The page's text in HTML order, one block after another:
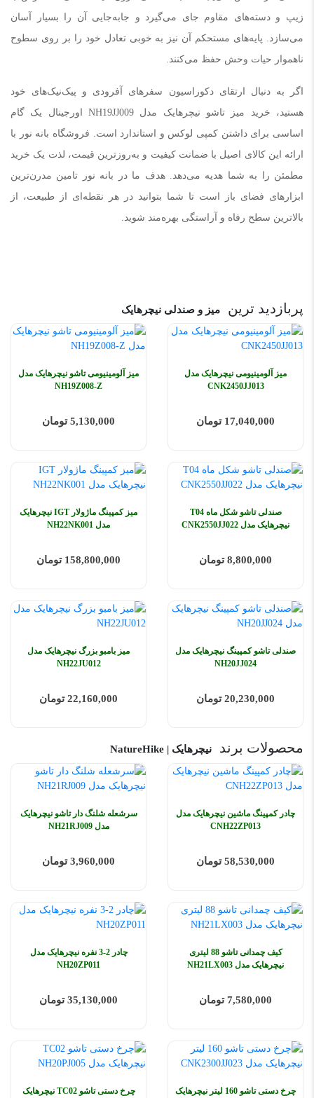
زیپ و دسته‌های مقاوم جای می‌گیرد و جابه‌جایی آن را بسیار آسان
می‌سازد. پایه‌های مستحکم آن نیز به خوبی تعادل خود را بر روی سطوح
ناهموار حیات وحش حفظ می‌کنند.
اگر به دنبال ارتقای دکوراسیون سفرهای آفرودی و پیک‌نیک‌های خود
هستید، خرید میز تاشو نیچرهایک مدل NH19JJ009 اورجینال یک گام
اساسی برای داشتن کمپی لوکس و استاندارد است. فروشگاه بانه نور با
ارائه این کالای اصیل با ضمانت کیفیت و به‌روزترین قیمت، لذت یک خرید
مطمئن را به شما هدیه می‌دهد. هدف ما در بانه نور تامین مدرن‌ترین
ابزارهای فضای باز است تا شما بتوانید در هر نقطه‌ای از طبیعت، از
بالاترین سطح رفاه و آراستگی بهره‌مند شوید.
پربازدید ترین میز و صندلی نیچرهایک
میز آلومینیومی نیچرهایک مدل
CNK2450JJ013
17,040,000 تومان
میز آلومینیومی تاشو نیچرهایک مدل
NH19Z008-Z
5,130,000 تومان
صندلی تاشو شکل ماه T04
نیچرهایک مدل CNK2550JJ022
8,800,000 تومان
میز کمپینگ ماژولار IGT نیچرهایک
مدل NH22NK001
158,800,000 تومان
صندلی تاشو کمپینگ نیچرهایک مدل
NH20JJ024
20,230,000 تومان
میز بامبو بزرگ نیچرهایک مدل
NH22JU012
22,160,000 تومان
محصولات برند نیچرهایک | NatureHike
چادر کمپینگ ماشین نیچرهایک مدل
CNH22ZP013
58,530,000 تومان
سرشعله شلنگ دار تاشو نیچرهایک
مدل NH21RJ009
3,960,000 تومان
کیف چمدانی تاشو 88 لیتری
نیچرهایک مدل NH21LX003
7,580,000 تومان
چادر 2-3 نفره نیچرهایک مدل
NH20ZP011
35,130,000 تومان
چرخ دستی تاشو 160 لیتر نیچرهایک
چرخ دستی تاشو TC02 نیچرهایک